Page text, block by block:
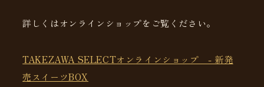
詳しくはオンラインショップをご覧ください。
TAKEZAWA SELECTオンラインショップ - 新発
売スイーツBOX